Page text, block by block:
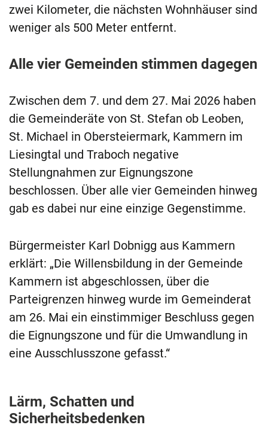
zwei Kilometer, die nächsten Wohnhäuser sind
weniger als 500 Meter entfernt.
Alle vier Gemeinden stimmen dagegen
Zwischen dem 7. und dem 27. Mai 2026 haben
die Gemeinderäte von St. Stefan ob Leoben,
St. Michael in Obersteiermark, Kammern im
Liesingtal und Traboch negative
Stellungnahmen zur Eignungszone
beschlossen. Über alle vier Gemeinden hinweg
gab es dabei nur eine einzige Gegenstimme.
Bürgermeister Karl Dobnigg aus Kammern
erklärt: „Die Willensbildung in der Gemeinde
Kammern ist abgeschlossen, über die
Parteigrenzen hinweg wurde im Gemeinderat
am 26. Mai ein einstimmiger Beschluss gegen
die Eignungszone und für die Umwandlung in
eine Ausschlusszone gefasst.“
Lärm, Schatten und
Sicherheitsbedenken